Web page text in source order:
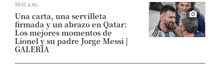
10:51 a.m.
Una carta, una servilleta
firmada y un abrazo en Qatar:
Los mejores momentos de
Lionel y su padre Jorge Messi |
GALERÍA